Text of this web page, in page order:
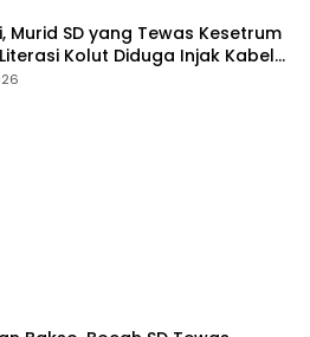
Murid SD yang Tewas Kesetrum
Kolut Diduga Injak Kabel